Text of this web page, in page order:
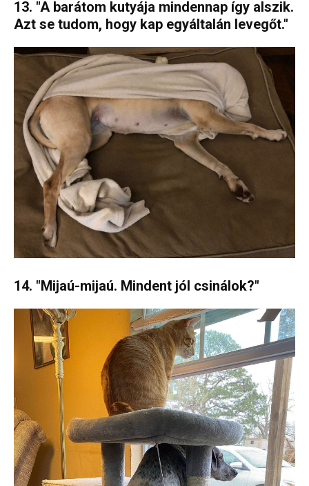
13. "A barátom kutyája mindennap így alszik.
Azt se tudom, hogy kap egyáltalán levegőt."
14. "Mijaú-mijaú. Mindent jól csinálok?"